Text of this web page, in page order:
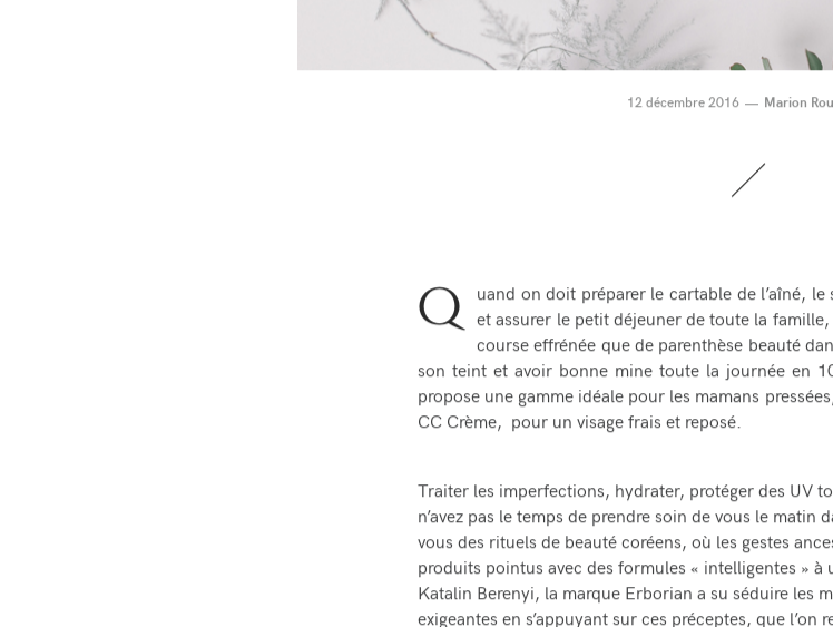
12 décembre 2016 Marion
Q
uand on doit préparer le cartable de l’aîné,
et assurer le petit déjeuner de toute la
course effrénée que de parenthèse beauté
son teint et avoir bonne mine toute la journée en
propose une gamme idéale pour les mamans pressées
CC Crème, pour un visage frais et reposé.
Traiter les imperfections, hydrater, protéger des UV
n’avez pas le temps de prendre soin de vous le matin
vous des rituels de beauté coréens, où les gestes
produits pointus avec des formules « intelligentes »
Katalin Berenyi, la marque Erborian a su séduire les
exigeantes en s’appuyant sur ces préceptes, que